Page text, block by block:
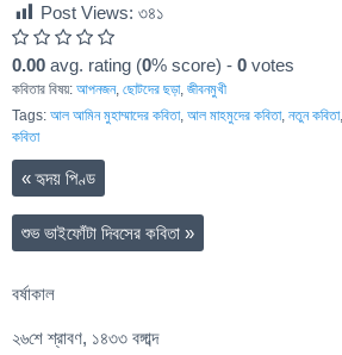
Post Views: ৩৪১
0.00 avg. rating (0% score) - 0 votes
কবিতার বিষয়: আপনজন, ছোটদের ছড়া, জীবনমুখী
Tags: আল আমিন মুহাম্মাদের কবিতা, আল মাহমুদের কবিতা, নতুন কবিতা,
কবিতা
«হৃদয় পিণ্ড
শুভ ভাইফোঁটা দিবসের কবিতা »
বর্ষাকাল
২৬শে শ্রাবণ, ১৪৩৩ বঙ্গাব্দ